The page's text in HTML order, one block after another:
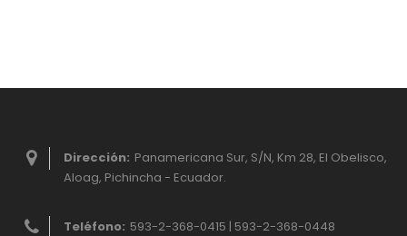
Dirección: Panamericana Sur, S/N, Km 28, El Obelisco,
Aloag, Pichincha - Ecuador.
Teléfono: 593-2-368-0415 | 593-2-368-0448